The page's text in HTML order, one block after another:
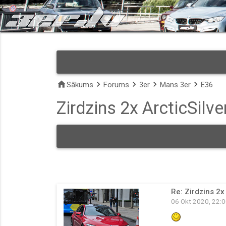
homeSākums keyboard_arrow_right Forums keyboard_arrow_right 3er keyboard_arrow_right Mans 3er keyboard_arrow_right E36
Zirdzins 2x
Re: Zirdzins
06 Okt 2020,